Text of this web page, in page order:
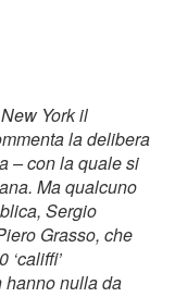
York il
la delibera
– con la quale si
Ma qualcuno
Sergio
Grasso, che
hanno nulla da